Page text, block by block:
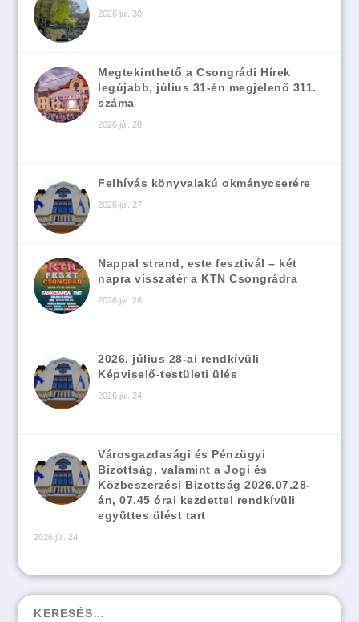
2026 júl. 30
Megtekinthető a Csongrádi Hírek
legújabb, július 31-én megjelenő 311.
száma
2026 júl. 28
Felhívás könyvalakú okmánycserére
2026 júl. 27
Nappal strand, este fesztivál – két
napra visszatér a KTN Csongrádra
2026 júl. 26
2026. július 28-ai rendkívüli
Képviselő-testületi ülés
2026 júl. 24
Városgazdasági és Pénzügyi
Bizottság, valamint a Jogi és
Közbeszerzési Bizottság 2026.07.28-
án, 07.45 órai kezdettel rendkívüli
együttes ülést tart
2026 júl. 24